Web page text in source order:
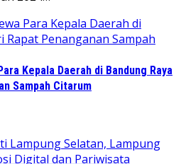
Kepala Daerah di Bandung Raya
Sampah Citarum